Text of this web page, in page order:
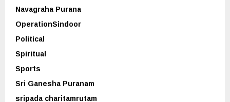
Navagraha Purana
OperationSindoor
Political
Spiritual
Sports
Sri Ganesha Puranam
sripada charitamrutam